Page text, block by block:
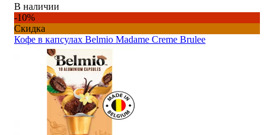
В наличии
-10%
Скидка
Кофе в капсулах Belmio Madame Creme Brulee